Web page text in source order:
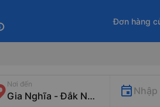
Đơn hàng
Nơi đến